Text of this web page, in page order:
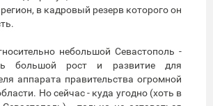
в кадровый резерв которого он
небольшой Севастополь -
большой рост и развитие для
аппарата правительства огромной
Но сейчас - куда угодно (хоть в